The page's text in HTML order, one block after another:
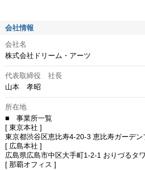
会社情報
会社名
株式会社ドリーム・アーツ
代表取締役 社長
山本　孝昭
所在地
■　事業所一覧
[ 東京本社 ]
東京都渋谷区恵比寿4-20-3 恵比寿ガーデ
[ 広島本社 ]
広島県広島市中区大手町1-2-1 おりづるタ
[ 那覇オフィス ]